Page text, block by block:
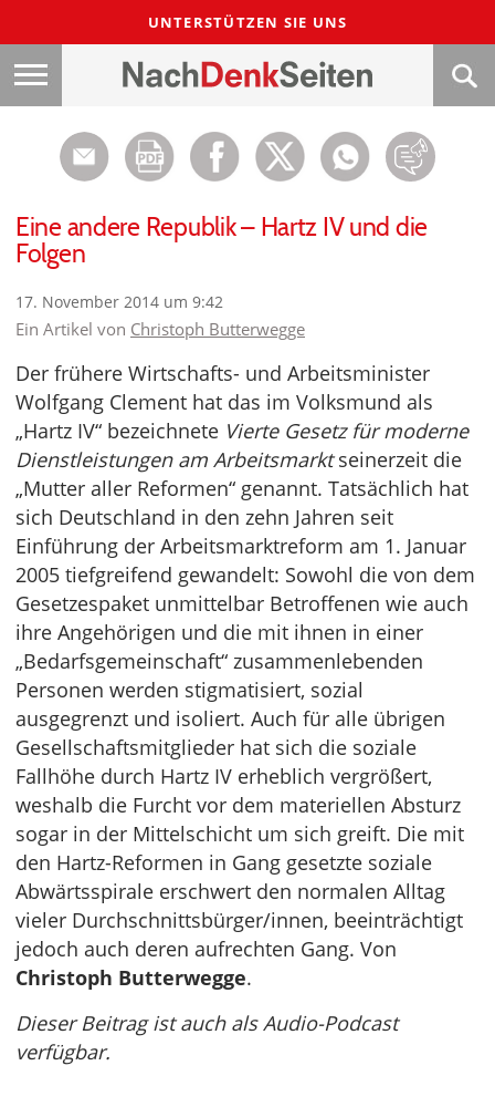
UNTERSTÜTZEN SIE UNS
Eine andere Republik – Hartz IV und die
Folgen
17. November 2014 um 9:42
Ein Artikel von Christoph Butterwegge
Der frühere Wirtschafts- und Arbeitsminister
Wolfgang Clement hat das im Volksmund als
„Hartz IV“ bezeichnete Vierte Gesetz für moderne
Dienstleistungen am Arbeitsmarktseinerzeit die
„Mutter aller Reformen“ genannt. Tatsächlich hat
sich Deutschland in den zehn Jahren seit
Einführung der Arbeitsmarktreform am 1. Januar
2005 tiefgreifend gewandelt: Sowohl die von dem
Gesetzespaket unmittelbar Betroffenen wie auch
ihre Angehörigen und die mit ihnen in einer
„Bedarfsgemeinschaft“ zusammenlebenden
Personen werden stigmatisiert, sozial
ausgegrenzt und isoliert. Auch für alle übrigen
Gesellschaftsmitglieder hat sich die soziale
Fallhöhe durch Hartz IV erheblich vergrößert,
weshalb die Furcht vor dem materiellen Absturz
sogar in der Mittelschicht um sich greift. Die mit
den Hartz-Reformen in Gang gesetzte soziale
Abwärtsspirale erschwert den normalen Alltag
vieler Durchschnittsbürger/innen, beeinträchtigt
jedoch auch deren aufrechten Gang. Von
Christoph Butterwegge.
Dieser Beitrag ist auch als Audio-Podcast
verfügbar.